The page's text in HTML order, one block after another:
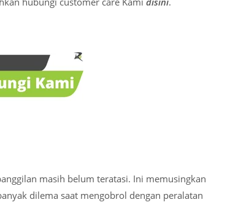
masih belum teratasi. Ini memusingkan
dilema saat mengobrol dengan peralatan